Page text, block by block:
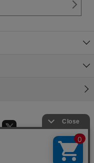
Facebook